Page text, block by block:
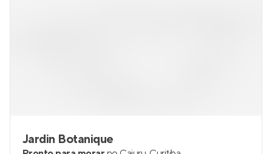
Jardin Botanique